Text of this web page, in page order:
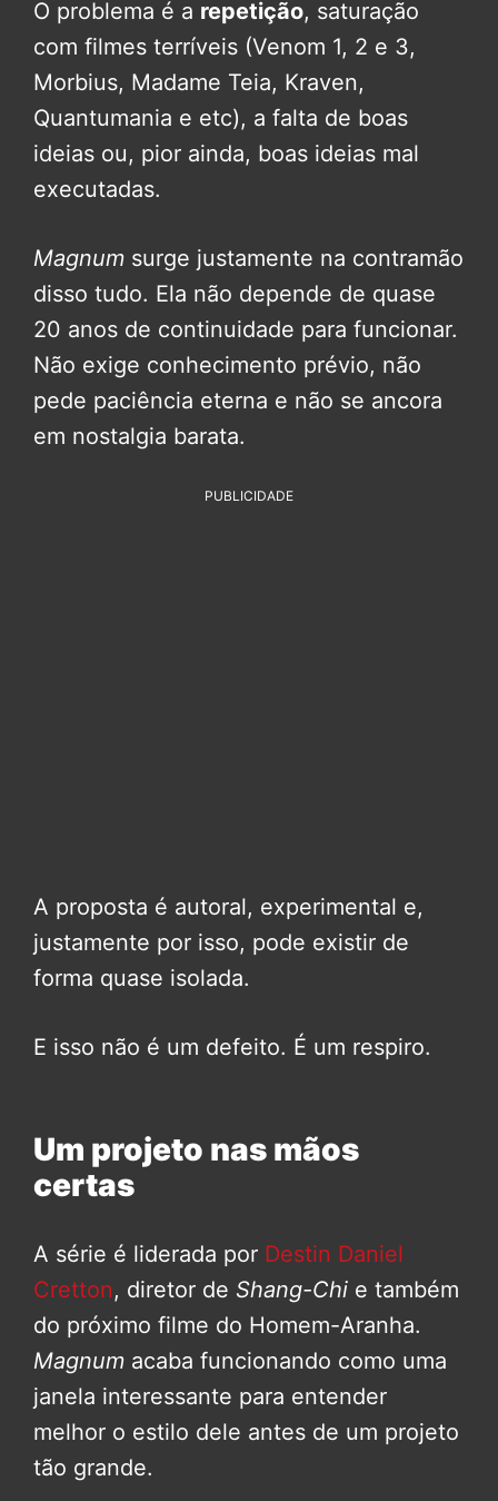
O problema é a repetição, saturação
com filmes terríveis (Venom 1, 2 e 3,
Morbius, Madame Teia, Kraven,
Quantumania e etc), a falta de boas
ideias ou, pior ainda, boas ideias mal
executadas.
Magnum surge justamente na contramão
disso tudo. Ela não depende de quase
20 anos de continuidade para funcionar.
Não exige conhecimento prévio, não
pede paciência eterna e não se ancora
em nostalgia barata.
PUBLICIDADE
A proposta é autoral, experimental e,
justamente por isso, pode existir de
forma quase isolada.
E isso não é um defeito. É um respiro.
Um projeto nas mãos
certas
A série é liderada por Destin Daniel
Cretton, diretor de Shang-Chi e também
do próximo filme do Homem-Aranha.
Magnum acaba funcionando como uma
janela interessante para entender
melhor o estilo dele antes de um projeto
tão grande.